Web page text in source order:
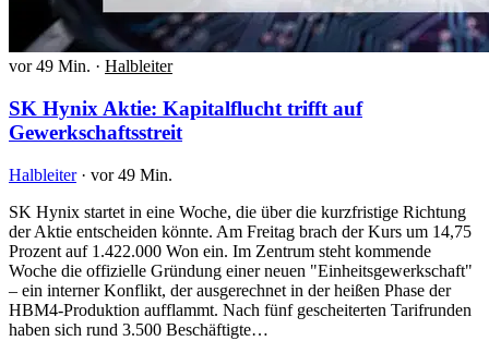
vor 49 Min. · Halbleiter
SK Hynix Aktie: Kapitalflucht trifft auf
Gewerkschaftsstreit
Halbleiter · vor 49 Min.
SK Hynix startet in eine Woche, die über die kurzfristige Richtung
der Aktie entscheiden könnte. Am Freitag brach der Kurs um 14,75
Prozent auf 1.422.000 Won ein. Im Zentrum steht kommende
Woche die offizielle Gründung einer neuen "Einheitsgewerkschaft"
– ein interner Konflikt, der ausgerechnet in der heißen Phase der
HBM4-Produktion aufflammt. Nach fünf gescheiterten Tarifrunden
haben sich rund 3.500 Beschäftigte…